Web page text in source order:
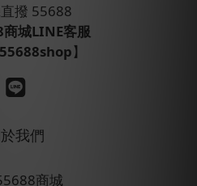
撥 55688
城LINE客服
】
我們
商城